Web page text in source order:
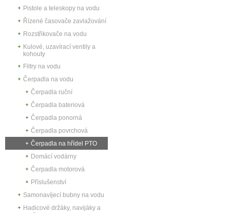
Pistole a teleskopy na vodu
Řízené časovače zavlažování
Rozstřikovače na vodu
Kulové, uzavírací ventily a
kohouty
Filtry na vodu
Čerpadla na vodu
Čerpadla ruční
Čerpadla bateriová
Čerpadla ponorná
Čerpadla povrchová
Čerpadla na hřídel PTO
Domácí vodárny
Čerpadla motorová
Příslušenství
Samonavíjecí bubny na vodu
Hadicové držáky, navijáky a